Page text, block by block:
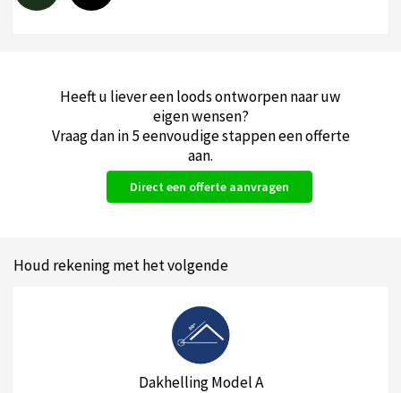
Heeft u liever een loods ontworpen naar uw
eigen wensen?
Vraag dan in 5 eenvoudige stappen een offerte
aan.
Direct een offerte aanvragen
Houd rekening met het volgende
Dakhelling Model A